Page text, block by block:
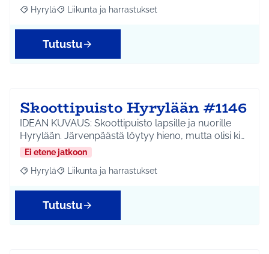
Rajaa tulokset aihepiirin mukaan: Hyrylä
Hyrylä Rajaa tulokset teeman mukaan: Liikunta ja
Liikunta ja harrastukset
Tutustu
Skoottipuisto Hyrylään #1146
IDEAN KUVAUS: Skoottipuisto lapsille ja nuorille
Hyrylään. Järvenpäästä löytyy hieno, mutta olisi ki…
Ei etene jatkoon
Rajaa tulokset aihepiirin mukaan: Hyrylä
Hyrylä Rajaa tulokset teeman mukaan: Liikunta ja
Liikunta ja harrastukset
Tutustu